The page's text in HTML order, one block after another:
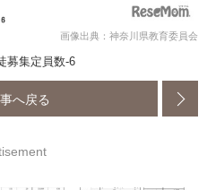
画像出典：神奈川県教育委員会
募集定員数-6
へ戻る